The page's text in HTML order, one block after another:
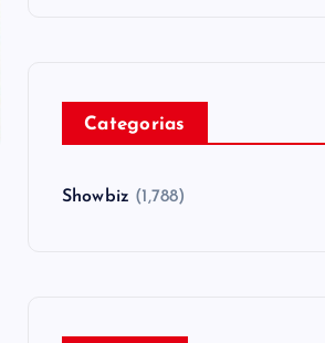
Categorias
Showbiz (1,788)